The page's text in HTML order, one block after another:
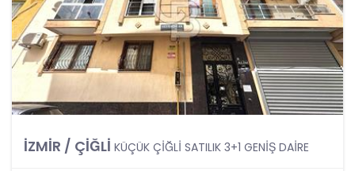
şartlardan bir veya bir kaçına dayalı olarak
yürütülüp yürütülmediği tespit edilecek, bu
şartlardan bir veya bir kaçını sağlamayan kişisel
veri işleme faaliyetleri süreçlerde yer
almayacaktır. Kişisel veri işleme faaliyetlerinin
kişisel veri işleme şartlarından bir veya birkaçına
dayalı olarak yürütülmesinin sağlanmasının yanı
Kanunu’nun 4üncü maddesinde belirtilen ve
Politikanın III. bölümlerinde belirtilen tüm ilkelere
İZMİR / ÇİĞLİ KÜÇÜK ÇİĞLİ SATILIK 3+1 GENİŞ DAİRE